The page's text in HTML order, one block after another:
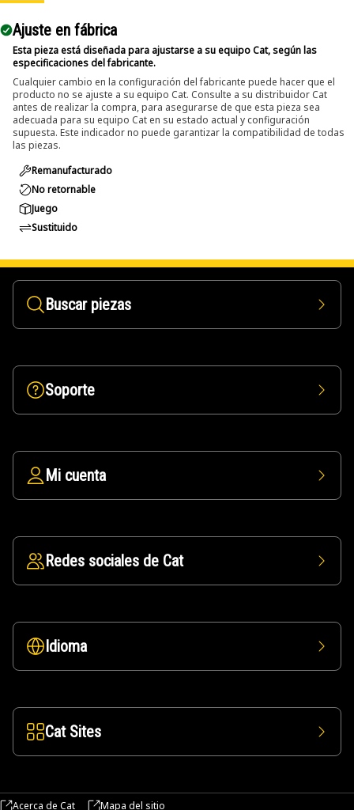
Ajuste en fábrica
Esta pieza está diseñada para ajustarse a su equipo Cat, según las
especificaciones del fabricante.
Cualquier cambio en la configuración del fabricante puede hacer que el
producto no se ajuste a su equipo Cat. Consulte a su distribuidor Cat
antes de realizar la compra, para asegurarse de que esta pieza sea
adecuada para su equipo Cat en su estado actual y configuración
supuesta. Este indicador no puede garantizar la compatibilidad de todas
las piezas.
Remanufacturado
No retornable
Juego
Sustituido
Buscar piezas
Soporte
Mi cuenta
Redes sociales de Cat
Idioma
Cat Sites
Acerca de Cat Mapa del sitio